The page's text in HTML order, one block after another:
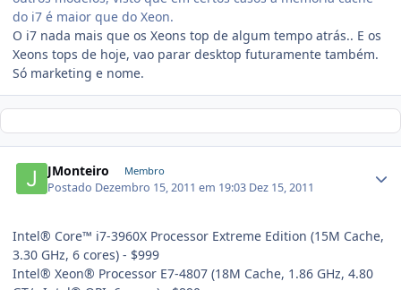
do i7 é maior que do Xeon.
O i7 nada mais que os Xeons top de algum tempo atrás.. E os
Xeons tops de hoje, vao parar desktop futuramente também.
Só marketing e nome.
JMonteiro Membro
Postado Dezembro 15, 2011 em 19:03 Dez 15, 2011
Intel® Core™ i7-3960X Processor Extreme Edition (15M Cache,
3.30 GHz, 6 cores) - $999
Intel® Xeon® Processor E7-4807 (18M Cache, 1.86 GHz, 4.80